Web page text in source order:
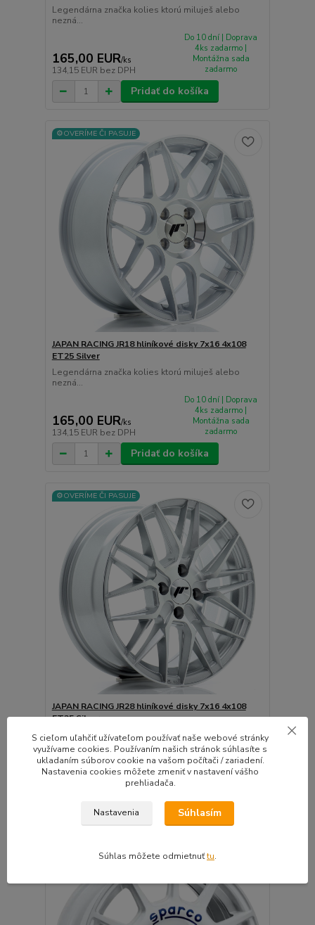
Legendárna značka kolies ktorú miluješ alebo
nezná...
165,00 EUR/ks
134,15 EUR bez DPH
Do 10 dní | Doprava
4ks zadarmo |
Montážna sada
zadarmo
Pridať do košíka
⚙️OVERÍME ČI PASUJE
JAPAN RACING JR18 hliníkové disky 7x16 4x108
ET25 Silver
Legendárna značka kolies ktorú miluješ alebo
nezná...
165,00 EUR/ks
134,15 EUR bez DPH
Do 10 dní | Doprava
4ks zadarmo |
Montážna sada
zadarmo
Pridať do košíka
⚙️OVERÍME ČI PASUJE
JAPAN RACING JR28 hliníkové disky 7x16 4x108
ET25 Silver
Legendárna značka kolies ktorú miluješ alebo
nezná...
ks
Do 10 dní | Doprava
4ks zadarmo |
Pridať do košíka
🛡️ TÜV CERTIFIKÁT
S cieľom uľahčiť užívateľom používať naše webové stránky
využívame cookies. Používaním našich stránok súhlasíte s
ukladaním súborov cookie na vašom počítači / zariadení.
Nastavenia cookies môžete zmeniť v nastavení vášho
prehliadača.
Nastavenia Súhlasím
Súhlas môžete odmietnuťtu.